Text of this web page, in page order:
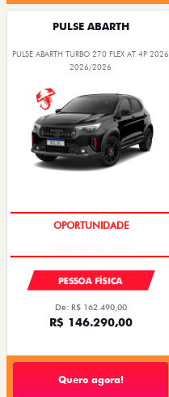
PULSE ABARTH
PULSE ABARTH TURBO 270 FLEX AT 4P 2026
2026/2026
SAIA DE FIAT 0KM
PESSOA FÍSICA
De: R$ 162.490,00
R$ 146.290,00
Quero agora!